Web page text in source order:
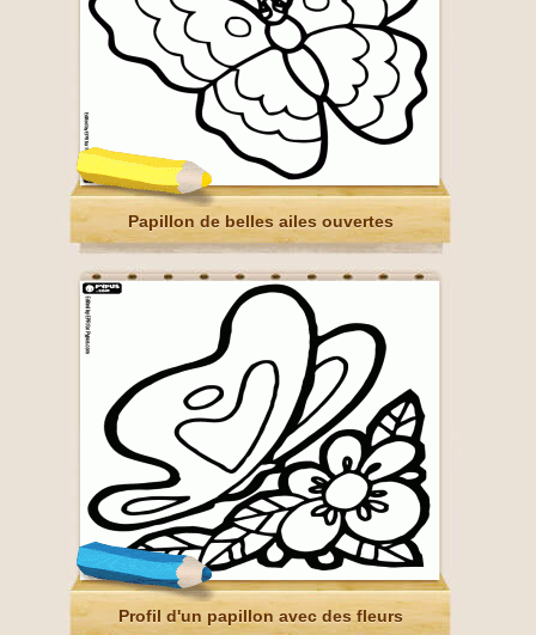
Papillon de belles ailes ouvertes
Profil d'un papillon avec des fleurs